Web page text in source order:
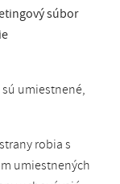
súbor
umiestnené,
robia s
umiestnených